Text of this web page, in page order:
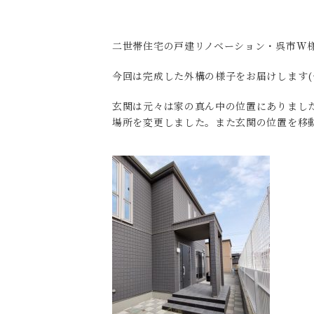
二世帯住宅の戸建リノベーション・呉市W
今回は完成した外構の様子をお届けしま
玄関は元々は家の真ん中の位置にありまし
場所を変更しました。また玄関の位置を